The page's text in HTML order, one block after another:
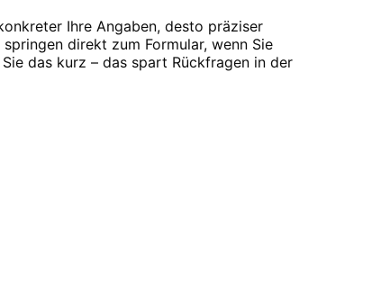
Ihre Angaben, desto präziser
direkt zum Formular, wenn Sie
das kurz – das spart Rückfragen in der